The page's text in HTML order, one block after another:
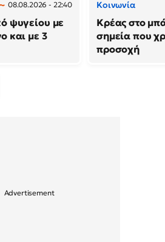
08.08.2026 - 22:40
ψυγείου με
και με 3
Κοινωνία
Κρέας στο
σημεία που
προσοχή